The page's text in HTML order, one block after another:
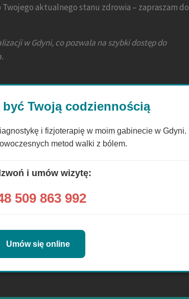
aktualnego stanu zdrowia – zapraszam do
w Gdyni, co pozwala na szybki dostęp do
Twoją codziennością
i fizjoterapię w moim gabinecie w Gdyni.
metod walki z bólem.
i umów wizytę:
509 863 992
Umów się online